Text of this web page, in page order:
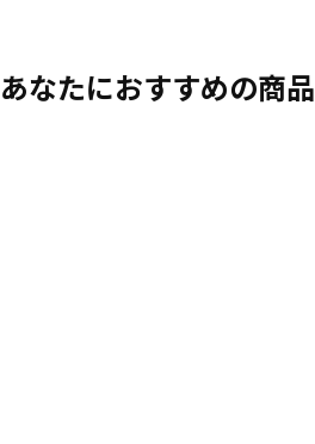
あなたにおすすめの商品